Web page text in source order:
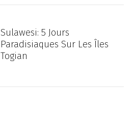
Sulawesi: 5 Jours
Paradisiaques Sur Les Îles
Togian